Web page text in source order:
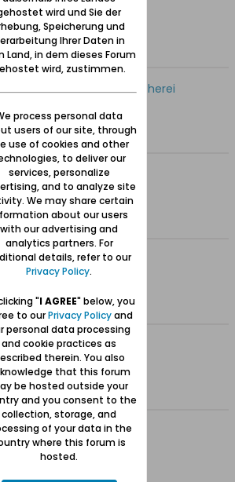
Hits0 Likes
17:20
libra.net Onlinebücherei
Hits0 Likes
18:05
Hits0 Likes
12:47
15:01
Hits0 Likes
20:33
0 Likes
wird und Sie der
Speicherung und
Ihrer Daten in
Land, in dem dieses Forum
wird, zustimmen.
process personal data
users of our site, through
use of cookies and other
to deliver our
services, personalize
and to analyze site
We may share certain
about our users
with our advertising and
analytics partners. For
details, refer to our
Privacy Policy.
"I AGREE" below, you
to ourPrivacy Policyand
personal data processing
and cookie practices as
therein. You also
that this forum
be hosted outside your
and you consent to the
collection, storage, and
of your data in the
where this forum is
hosted.